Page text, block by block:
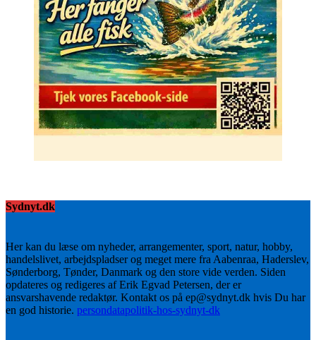
Sydnyt.dk
Her kan du læse om nyheder, arrangementer, sport, natur, hobby,
handelslivet, arbejdspladser og meget mere fra Aabenraa, Haderslev,
Sønderborg, Tønder, Danmark og den store vide verden. Siden
opdateres og redigeres af Erik Egvad Petersen, der er
ansvarshavende redaktør. Kontakt os på ep@sydnyt.dk hvis Du har
en god historie. persondatapolitik-hos-sydnyt-dk